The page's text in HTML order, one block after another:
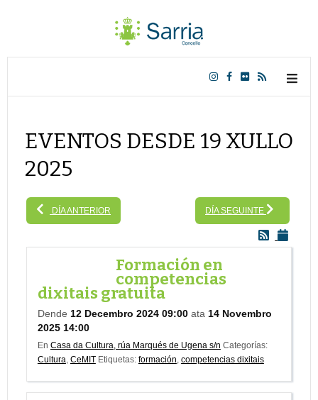
EVENTOS DESDE 19 XULLO
2025
DÍA ANTERIOR DÍA SEGUINTE
Formación en
competencias
dixitais gratuita
Dende 12 Decembro 2024 09:00 ata 14 Novembro
2025 14:00
En Casa da Cultura, rúa Marqués de Ugena s/n Categorías:
Cultura, CeMIT Etiquetas: formación, competencias dixitais